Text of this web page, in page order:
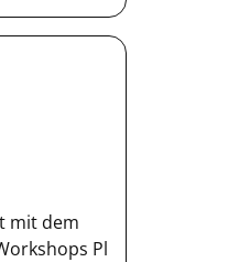
mit dem
Pl